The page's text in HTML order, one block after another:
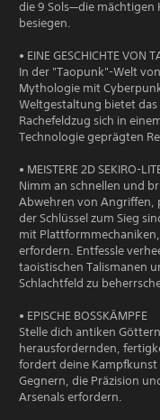
die 9 Sols—die mächtigen
besiegen.
• EINE GESCHICHTE VON
In der "Taopunk"-Welt
Mythologie mit
Weltgestaltung bietet das
Rachefeldzug sich in
Technologie geprägten
• MEISTERE 2D SEKIRO-
Nimm an schnellen und
Abwehren von Angriffen,
der Schlüssel zum Sieg
mit
erfordern. Entfessle
taoistischen Talismanen
Schlachtfeld zu
• EPISCHE BOSSKÄMPFE
Stelle dich antiken
herausfordernden,
fordert deine Kampfkunst
Gegnern, die Präzision
Arsenals erfordern.